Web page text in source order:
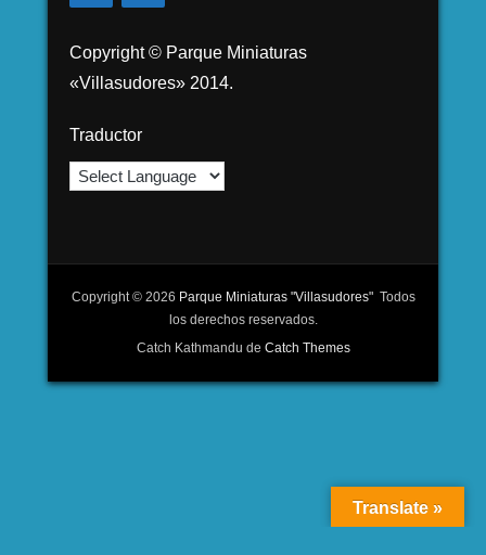
Copyright © Parque Miniaturas
«Villasudores» 2014.
Traductor
Copyright © 2026 Parque Miniaturas "Villasudores"Todos
los derechos reservados.
Catch Kathmandu de Catch Themes
Translate »